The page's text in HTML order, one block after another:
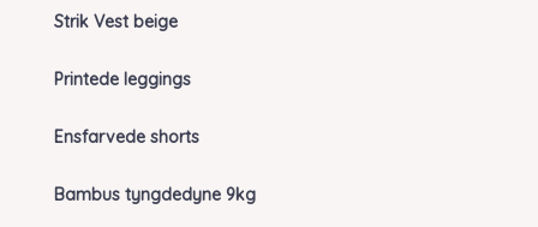
Strik Vest beige
Printede leggings
Ensfarvede shorts
Bambus tyngdedyne 9kg